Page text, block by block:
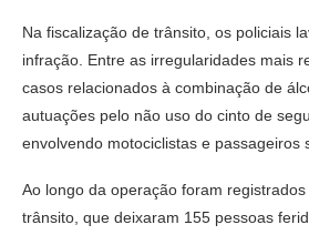
Na fiscalização de trânsito, os policiais
infração. Entre as irregularidades mais
casos relacionados à combinação de
autuações pelo não uso do cinto de
envolvendo motociclistas e passageiros
Ao longo da operação foram
trânsito, que deixaram 155 pessoas